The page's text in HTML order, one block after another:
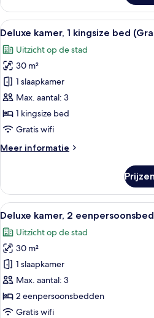
laden
kamer,
eenpersoonsbedden,
tot
de
clublounge
(Sky
Executive)
Alle
foto's
voor
Deluxe
kamer,
1
kingsize
bed
laden
9
Deluxe kamer, 1 kingsize bed
Uitzicht op de stad
30 m²
1 slaapkamer
Max. aantal: 3
1 kingsize bed
Gratis wifi
Meer informatie
Meer
kamer,
kingsize
(Grand)
Alle
foto's
voor
Deluxe
kamer,
2
eenpersoonsbedden,
uitzicht
7
Deluxe kamer, 2
Uitzicht op de stad
30 m²
1 slaapkamer
Max. aantal: 3
2 eenpersoonsbedden
Gratis wifi